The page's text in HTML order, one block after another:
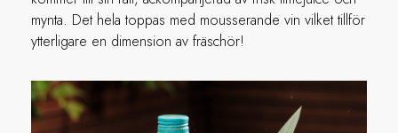
mynta. Det hela toppas med mousserande vin vilket tillför
ytterligare en dimension av fräschör!